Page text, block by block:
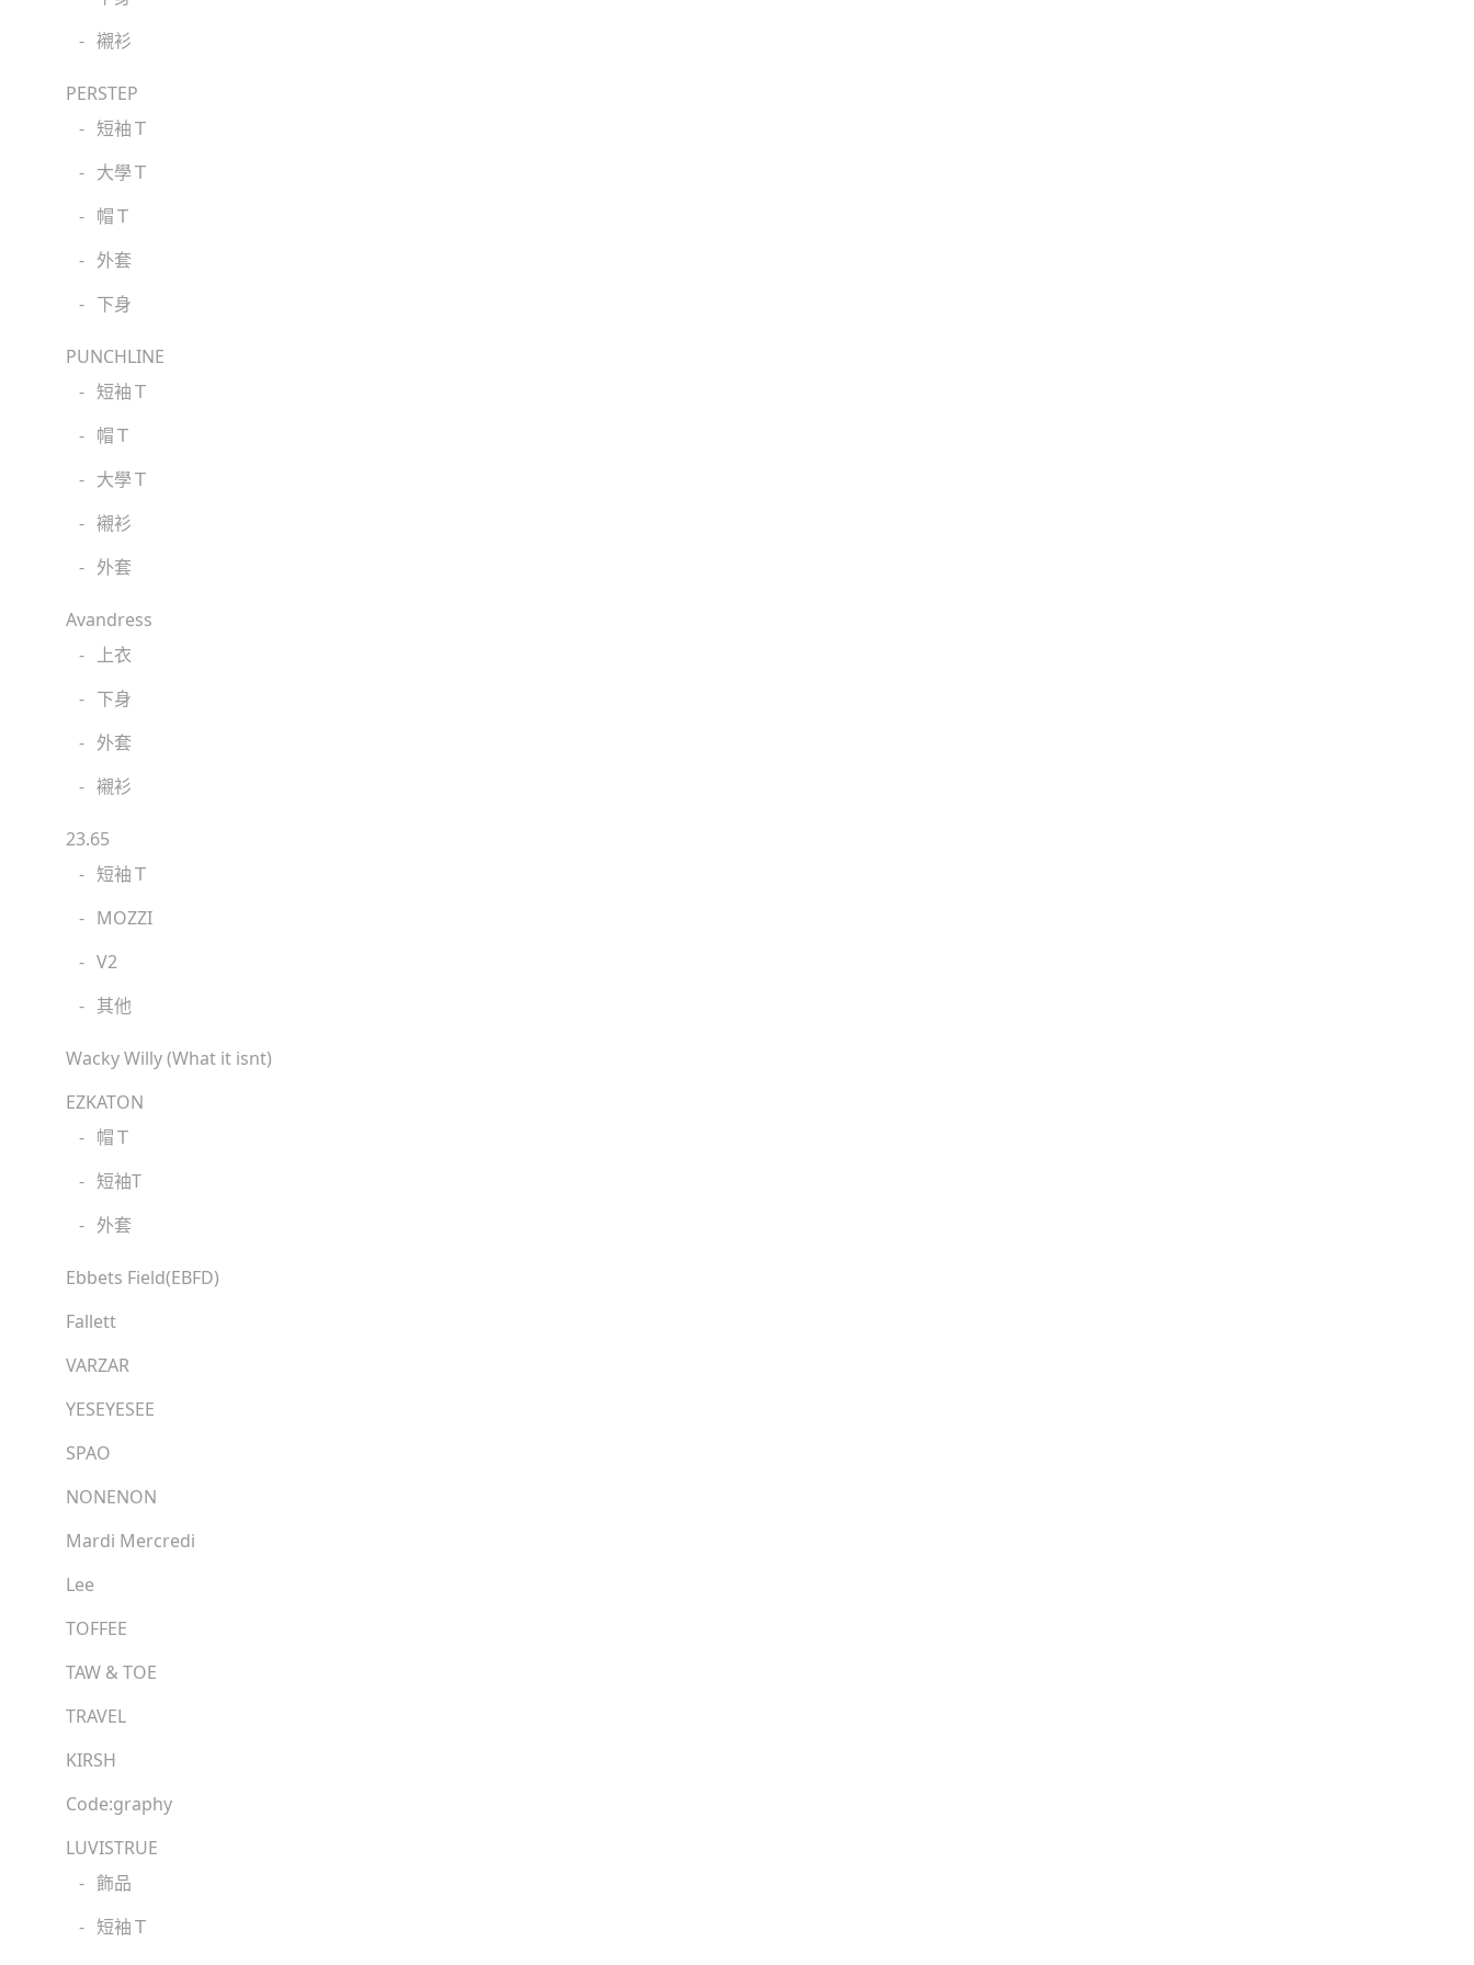
- 襯衫
PERSTEP
- 短袖Ｔ
- 大學Ｔ
- 帽Ｔ
- 外套
- 下身
PUNCHLINE
- 短袖Ｔ
- 帽Ｔ
- 大學Ｔ
- 襯衫
- 外套
Avandress
-
上衣
- 下身
- 外套
- 襯衫
23.65
- 短袖Ｔ
- MOZZI
- V2
- 其他
Wacky Willy (What it isnt)
EZKATON
- 帽Ｔ
- 短袖T
- 外套
Ebbets Field(EBFD)
Fallett
VARZAR
YESEYESEE
SPAO
NONENON
Mardi Mercredi
Lee
TOFFEE
TAW & TOE
TRAVEL
KIRSH
Code:graphy
LUVISTRUE
- 飾品
- 短袖Ｔ